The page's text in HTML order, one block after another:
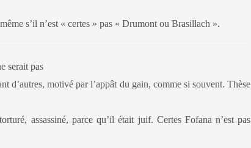
s’il n’est « certes » pas « Drumont ou Brasillach ».
serait pas
d’autres, motivé par l’appât du gain, comme si souvent. Thèse
assassiné, parce qu’il était juif. Certes Fofana n’est pas